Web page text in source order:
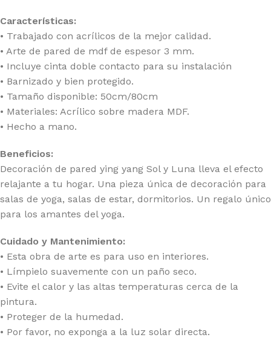
Características:
• Trabajado con acrílicos de la mejor calidad.
• Arte de pared de mdf de espesor 3 mm.
• Incluye cinta doble contacto para su instalación
• Barnizado y bien protegido.
• Tamaño disponible: 50cm/80cm
• Materiales: Acrílico sobre madera MDF.
• Hecho a mano.
Beneficios:
Decoración de pared ying yang Sol y Luna lleva el efecto
relajante a tu hogar. Una pieza única de decoración para
salas de yoga, salas de estar, dormitorios. Un regalo único
para los amantes del yoga.
Cuidado y Mantenimiento:
• Esta obra de arte es para uso en interiores.
• Límpielo suavemente con un paño seco.
• Evite el calor y las altas temperaturas cerca de la
pintura.
• Proteger de la humedad.
• Por favor, no exponga a la luz solar directa.